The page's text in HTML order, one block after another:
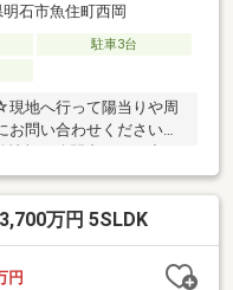
石市魚住町西岡
駐車3台
現地へ行って陽当りや周
お問い合わせください
報を公開中どんな小さ
・サポートさせていただ
・便利・信頼されるお店
万円 5SLDK
円